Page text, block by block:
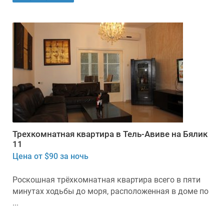
Трехкомнатная квартира в Тель-Авиве на Бялик
11
Цена от $90 за ночь
Роскошная трёхкомнатная квартира всего в пяти
минутах ходьбы до моря, расположенная в доме по
...